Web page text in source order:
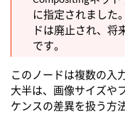
に指定されました
ドは廃止され、将
です。
このノードは複数の入
大半は、画像サイズや
ケンスの差異を扱う方